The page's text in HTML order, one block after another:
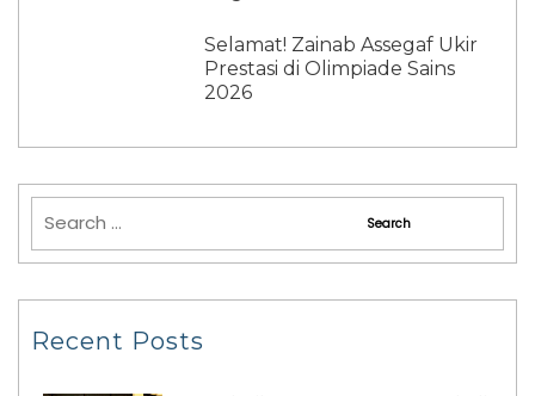
Selamat! Zainab Assegaf Ukir
Prestasi di Olimpiade Sains
2026
Recent Posts